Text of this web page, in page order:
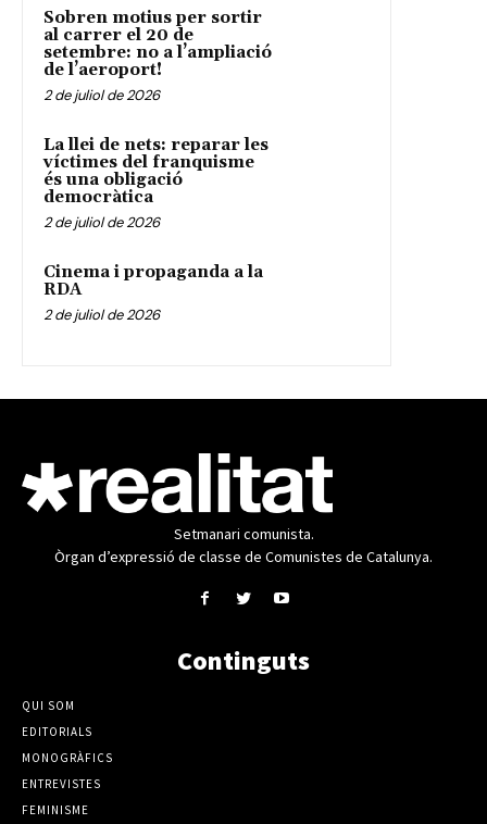
Sobren motius per sortir
al carrer el 20 de
setembre: no a l’ampliació
de l’aeroport!
2 de juliol de 2026
La llei de nets: reparar les
víctimes del franquisme
és una obligació
democràtica
2 de juliol de 2026
Cinema i propaganda a la
RDA
2 de juliol de 2026
Setmanari comunista.
Òrgan d’expressió de classe de Comunistes de Catalunya.
Continguts
QUI SOM
EDITORIALS
MONOGRÀFICS
ENTREVISTES
FEMINISME